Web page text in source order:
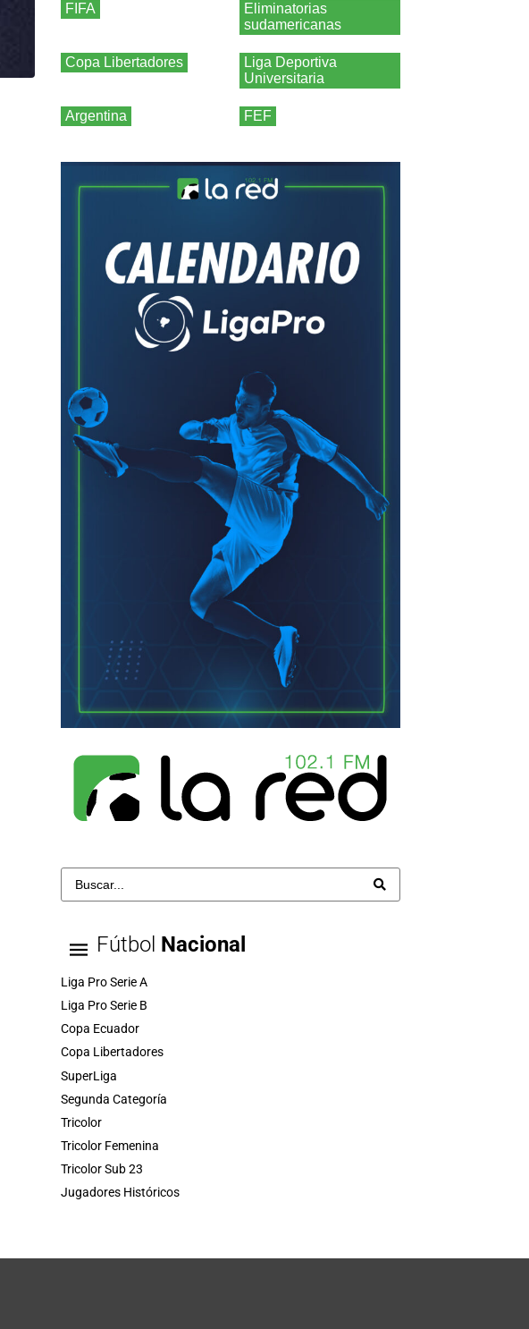
FIFA
Eliminatorias
sudamericanas
Copa Libertadores
Liga Deportiva
Universitaria
Argentina FEF
Fútbol Nacional
Liga Pro Serie A
Liga Pro Serie B
Copa Ecuador
Copa Libertadores
SuperLiga
Segunda Categoría
Tricolor
Tricolor Femenina
Tricolor Sub 23
Jugadores Históricos